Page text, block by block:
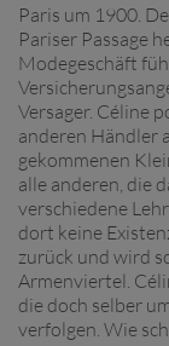
Paris um 1900.
Pariser Passage
Modegeschäft
Versager. Céline
anderen Händler
gekommenen
alle anderen, die
verschiedene
dort keine
zurück und wird
Armenviertel.
die doch selber
verfolgen. Wie